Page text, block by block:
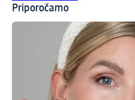
Priporočamo